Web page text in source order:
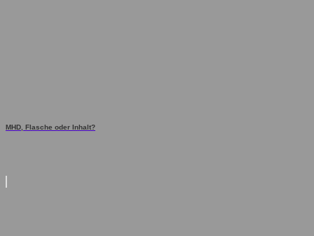
MHD, Flasche oder Inhalt?